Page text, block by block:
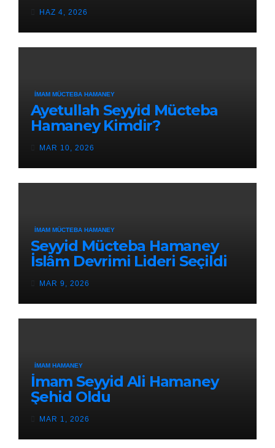
HAZ 4, 2026
İMAM MÜCTEBA HAMANEY
Ayetullah Seyyid Mücteba
Hamaney Kimdir?
MAR 10, 2026
İMAM MÜCTEBA HAMANEY
Seyyid Mücteba Hamaney
İslâm Devrimi Lideri Seçildi
MAR 9, 2026
İMAM HAMANEY
İmam Seyyid Ali Hamaney
Şehid Oldu
MAR 1, 2026